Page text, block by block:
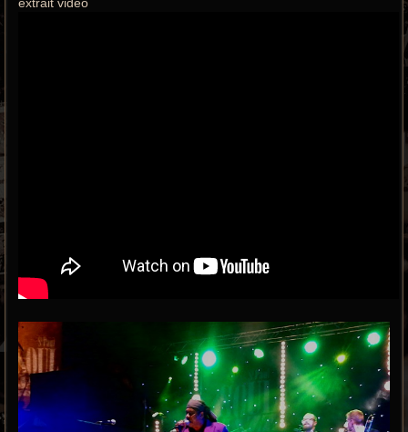
extrait vidéo